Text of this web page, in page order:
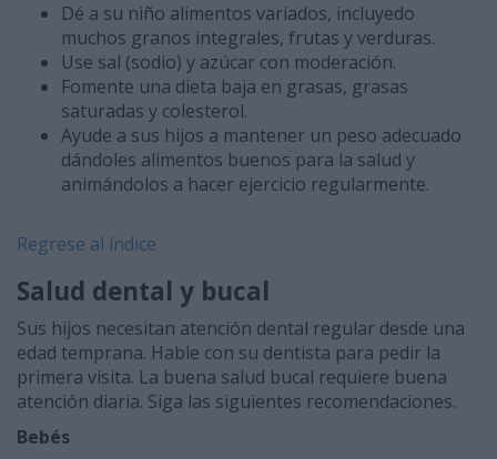
Dé a su niño alimentos variados, incluyedo
muchos granos integrales, frutas y verduras.
Use sal (sodio) y azúcar con moderación.
Fomente una dieta baja en grasas, grasas
saturadas y colesterol.
Ayude a sus hijos a mantener un peso adecuado
dándoles alimentos buenos para la salud y
animándolos a hacer ejercicio regularmente.
Regrese al índice
Salud dental y bucal
Sus hijos necesitan atención dental regular desde una
edad temprana. Hable con su dentista para pedir la
primera visita. La buena salud bucal requiere buena
atención diaria. Siga las siguientes recomendaciones.
Bebés